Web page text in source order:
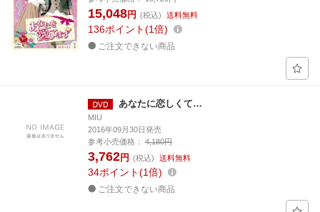
15,048円 (税込) 送料無料
136ポイント 1倍
ご注文できない商品
あなたに恋しくて…
MIU
2016年09月30日発売
参考小売価格：
4,180円
3,762円 (税込) 送料無料
34ポイント 1倍
ご注文できない商品